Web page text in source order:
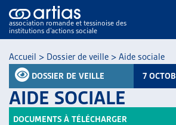
association romande et tessinoise des
institutions d’actions sociale
Accueil > Dossier de veille > Aide sociale
DOSSIER DE VEILLE 7
AIDE SOCIALE
DOCUMENTS À TÉLÉCHARGER